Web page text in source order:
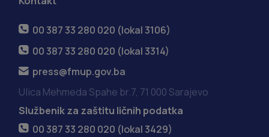
00 387 33 280 020 (lokal 3106)
00 387 33 280 020 (lokal 3314)
press@fmup.gov.ba
Ulica Mehmeda Spahe br.7, 71 000 Sarajevo
Službenik za zaštitu ličnih podatka
00 387 33 280 020 (lokal 3429)